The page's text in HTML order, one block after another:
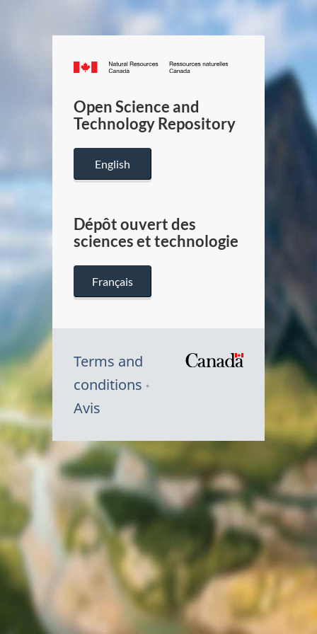
Canada.ca
/
Canada
Open Science and
Technology Repository
English
Dépôt ouvert des
sciences et technologie
Français
Terms and
conditions
Avis
Canada